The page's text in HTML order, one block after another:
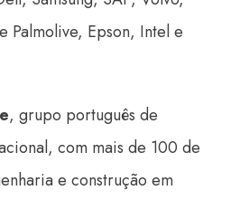
Palmolive, Epson, Intel e
, grupo português de
com mais de 100 de
e construção em